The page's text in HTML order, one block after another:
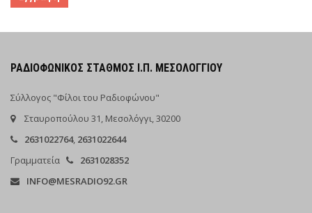
ΡΑΔΙΟΦΩΝΙΚΌΣ ΣΤΑΘΜΌΣ Ι.Π. ΜΕΣΟΛΟΓΓΊΟΥ
Σύλλογος "Φίλοι του Ραδιοφώνου"
Σταυροπούλου 31, Μεσολόγγι, 30200
2631022764, 2631022644
Γραμματεία
2631028352
INFO@MESRADIO92.GR